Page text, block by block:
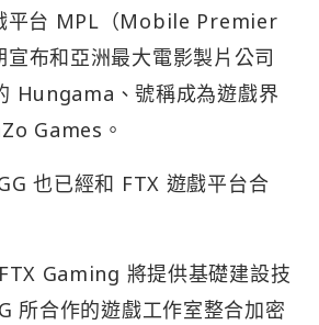
平台 MPL（Mobile Premier
布和亞洲最大電影製片公司
Hungama、號稱成為遊戲界
Games。
也已經和 FTX 遊戲平台合
Gaming 將提供基礎建設技
所合作的遊戲工作室整合加密